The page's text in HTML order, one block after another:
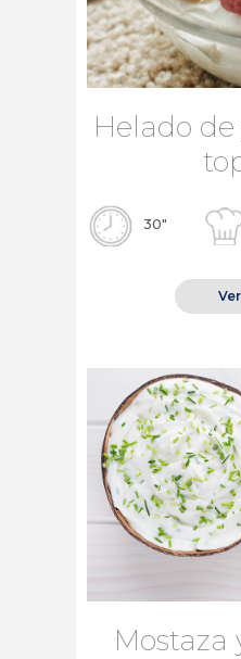
Helado
30″
Mostaza